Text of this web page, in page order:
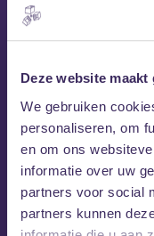
Deze website
We gebruiken
personaliseren, om
en om ons
informatie over uw
partners voor social
partners kunnen
circuit? Meld je dan
Je naam:
Leeftijd:
Welke editie je
Ervaring: ja of nee.